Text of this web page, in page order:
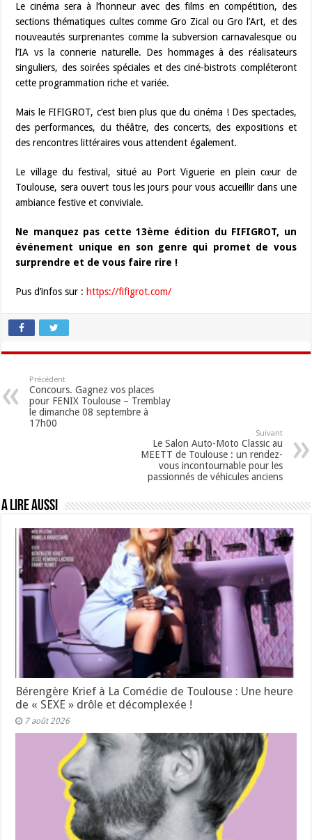
Le cinéma sera à l’honneur avec des films en compétition, des
sections thématiques cultes comme Gro Zical ou Gro l’Art, et des
nouveautés surprenantes comme la subversion carnavalesque ou
l’IA vs la connerie naturelle. Des hommages à des réalisateurs
singuliers, des soirées spéciales et des ciné-bistrots compléteront
cette programmation riche et variée.
Mais le FIFIGROT, c’est bien plus que du cinéma ! Des spectacles,
des performances, du théâtre, des concerts, des expositions et
des rencontres littéraires vous attendent également.
Le village du festival, situé au Port Viguerie en plein cœur de
Toulouse, sera ouvert tous les jours pour vous accueillir dans une
ambiance festive et conviviale.
Ne manquez pas cette 13ème édition du FIFIGROT, un
événement unique en son genre qui promet de vous
surprendre et de vous faire rire !
Pus d’infos sur : https://fifigrot.com/
Précédent
Concours. Gagnez vos places
pour FENIX Toulouse – Tremblay
le dimanche 08 septembre à
17h00
Suivant
Le Salon Auto-Moto Classic au
MEETT de Toulouse : un rendez-
vous incontournable pour les
passionnés de véhicules anciens
A lire aussi
Bérengère Krief à La Comédie de Toulouse : Une heure
de « SEXE » drôle et décomplexée !
7 août 2026